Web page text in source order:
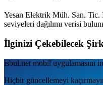
Yesan Elektrik Müh. San. Tic.
seviyeleri dağılımı verisi
İlginizi Çekebilecek
isbul.net mobil uygulamаsını
Hiçbir güncellemeyi